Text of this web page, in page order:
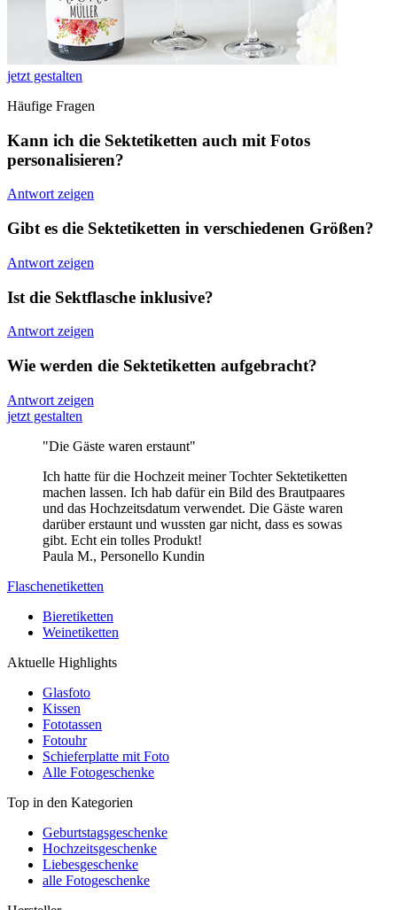
jetzt gestalten
Häufige Fragen
Kann ich die Sektetiketten auch mit Fotos
personalisieren?
Antwort zeigen
Gibt es die Sektetiketten in verschiedenen Größen?
Antwort zeigen
Ist die Sektflasche inklusive?
Antwort zeigen
Wie werden die Sektetiketten aufgebracht?
Antwort zeigen
jetzt gestalten
"Die Gäste waren erstaunt"
Ich hatte für die Hochzeit meiner Tochter Sektetiketten
machen lassen. Ich hab dafür ein Bild des Brautpaares
und das Hochzeitsdatum verwendet. Die Gäste waren
darüber erstaunt und wussten gar nicht, dass es sowas
gibt. Echt ein tolles Produkt!
Paula M., Personello Kundin
Flaschenetiketten
Bieretiketten
Weinetiketten
Aktuelle Highlights
Glasfoto
Kissen
Fototassen
Fotouhr
Schieferplatte mit Foto
Alle Fotogeschenke
Top in den Kategorien
Geburtstagsgeschenke
Hochzeitsgeschenke
Liebesgeschenke
alle Fotogeschenke